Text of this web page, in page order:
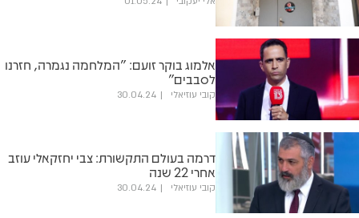
אלמוג בוקר זועם: "המלחמה נגמרה, חזרנו
לסבבים"
קובי עוזיאלי 30.04.24
דרמה בעולם התקשורת: צבי יחזקאלי עוזב
אחרי 22 שנה
קובי עוזיאלי 30.04.24